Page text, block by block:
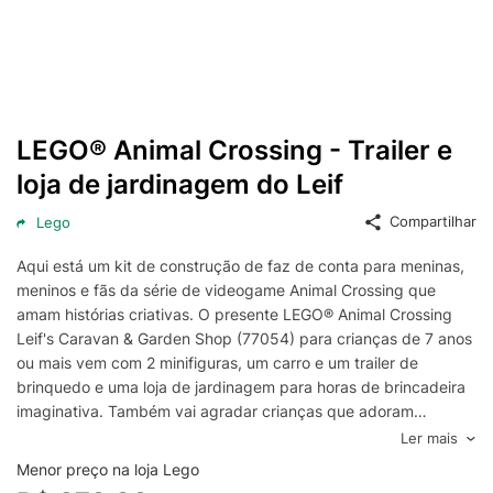
LEGO® Animal Crossing - Trailer e
loja de jardinagem do Leif
Lego Compartilhar
Aqui está um kit de construção de faz de conta para meninas,
meninos e fãs da série de videogame Animal Crossing que
amam histórias criativas. O presente LEGO® Animal Crossing
Leif's Caravan & Garden Shop (77054) para crianças de 7 anos
ou mais vem com 2 minifiguras, um carro e um trailer de
brinquedo e uma loja de jardinagem para horas de brincadeira
imaginativa. Também vai agradar crianças que adoram
conjuntos de veículos enquanto dirigem o carro de brinquedo
móvel e a caravana para a cidade e montam a loja de plantas.
O conjunto vem com 2 minifiguras Leif, a preguiça, e Poppy, o
Ler mais
Menor preço na loja Lego